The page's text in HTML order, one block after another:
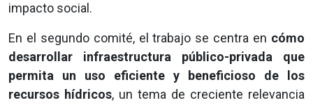
impacto social.
En el segundo comité, el trabajo se centra en cómo
desarrollar infraestructura público-privada que
permita un uso eficiente y beneficioso de los
recursos hídricos, un tema de creciente relevancia